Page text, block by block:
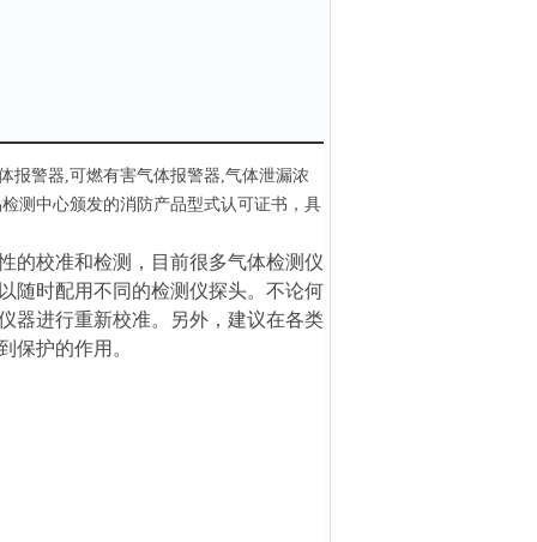
报警器,可燃有害气体报警器,气体泄漏浓
测中心颁发的消防产品型式认可证书，具
的校准和检测，目前很多气体检测仪
随时配用不同的检测仪探头。不论何
器进行重新校准。另外，建议在各类
保护的作用。